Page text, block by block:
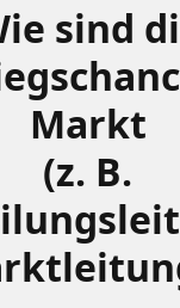
sind
Markt
(z. B.